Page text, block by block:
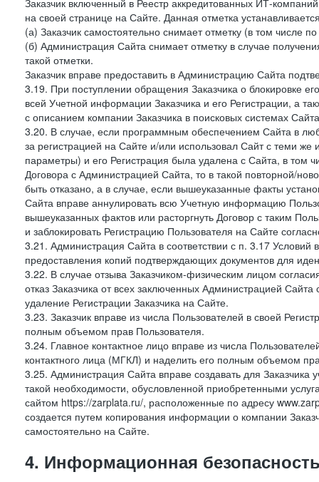
Заказчик включенный в Реестр аккредитованных ИТ-
на своей странице на Сайте. Данная отметка
(а) Заказчик самостоятельно снимает отметку (в том числе
(б) Администрация Сайта снимает отметку в случае
такой отметки.
Заказчик вправе предоставить в Администрацию Сайта
3.19. При поступлении обращения Заказчика о блокировке
всей Учетной информации Заказчика и его Регистрации, а
с описанием компании Заказчика в поисковых системах
3.20. В случае, если программным обеспечением Сайта в
за регистрацией на Сайте и/или использовал Сайт с теми
параметры) и его Регистрация была удалена с Сайта, в том
Договора с Администрацией Сайта, то в такой повторной/
быть отказано, а в случае, если вышеуказанные факты
Сайта вправе аннулировать всю Учетную информацию
вышеуказанных фактов или расторгнуть Договор с таким
и заблокировать Регистрацию Пользователя на Сайте
3.21. Администрация Сайта в соответствии с п. 3.17 Условий
предоставления копий подтверждающих документов для
3.22. В случае отзыва Заказчиком-физическим лицом
отказ Заказчика от всех заключенных Администрацией
удаление Регистрации Заказчика на Сайте.
3.23. Заказчик вправе из числа Пользователей в своей
полным объемом прав Пользователя.
3.24. Главное контактное лицо вправе из числа
контактного лица (МГКЛ) и наделить его полным объемом
3.25. Администрация Сайта вправе создавать для
такой необходимости, обусловленной приобретенными
сайтом https://zarplata.ru/, расположенные по адресу
создается путем копирования информации о компании
самостоятельно на Сайте.
4. Информационная